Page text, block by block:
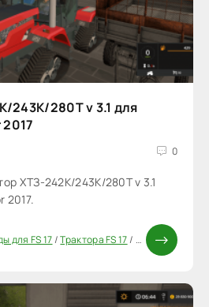
243К/280Т v 3.1 для
0
ХТЗ-242К/243К/280Т v 3.1
2017.
для FS 17/Трактора FS 17/ Моды ФС 17